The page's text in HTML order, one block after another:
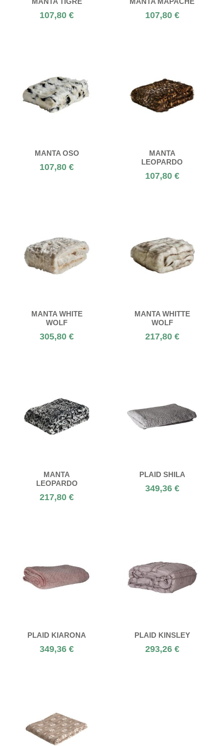
107,80 € 107,80 €
MANTA OSO
107,80 €
MANTA
LEOPARDO
107,80 €
MANTA WHITE
WOLF
305,80 €
MANTA WHITTE
WOLF
217,80 €
MANTA
LEOPARDO
217,80 €
PLAID SHILA
349,36 €
PLAID KIARONA
349,36 €
PLAID KINSLEY
293,26 €